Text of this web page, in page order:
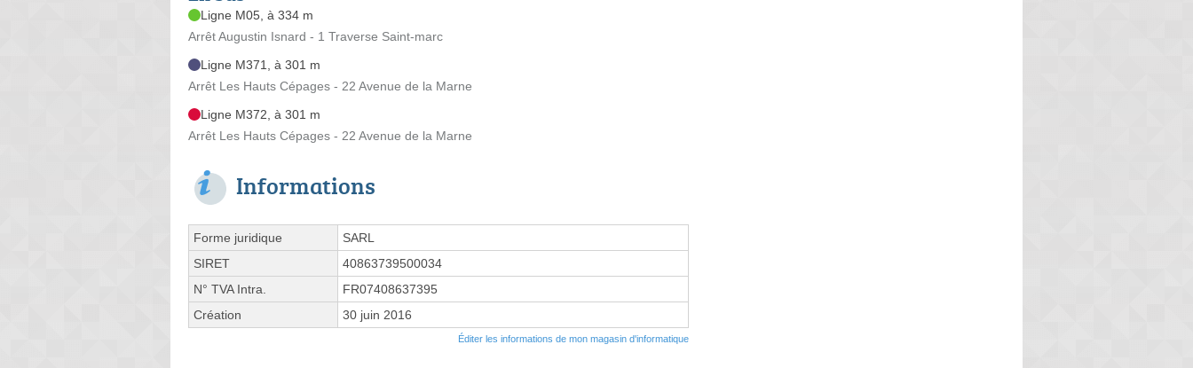
Ligne M05, à 334 m
Arrêt Augustin Isnard - 1 Traverse Saint-marc
Ligne M371, à 301 m
Arrêt Les Hauts Cépages - 22 Avenue de la Marne
Ligne M372, à 301 m
Arrêt Les Hauts Cépages - 22 Avenue de la Marne
Informations
Forme juridique
SARL
SIRET
40863739500034
N° TVA Intra.
FR07408637395
Création
30 juin 2016
Éditer les informations de mon magasin d'informatique